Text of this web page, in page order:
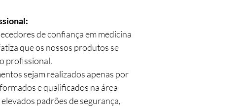
de confiança em medicina
que os nossos produtos se
profissional.
sejam realizados apenas por
e qualificados na área
padrões de segurança,